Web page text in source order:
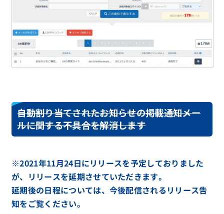
自動割り当てされたお知らせの掲載通知メー
ルに関する不具合を解消します
※2021年11月24日にリリースを予定しておりました
が、リリースを延期させていただきます。
延期後の日程については、今後配信されるリリース告
知をご覧ください。